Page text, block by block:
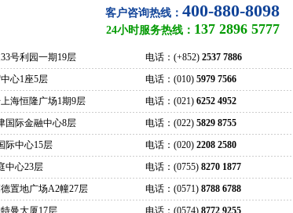
客户咨询热线： 400-880-8098
24小时服务热线： 137 2896 5777
号利园一期19层 电话：(+852) 2537 7886
心1座5层 电话：(010) 5979 7566
海恒隆广场1期9层 电话：(021) 6252 4952
国际金融中心8层 电话：(022) 5829 8755
际中心15层 电话：(020) 2208 2580
中心23层 电话：(0755) 8270 1877
置地广场A2幢27层 电话：(0571) 8788 6788